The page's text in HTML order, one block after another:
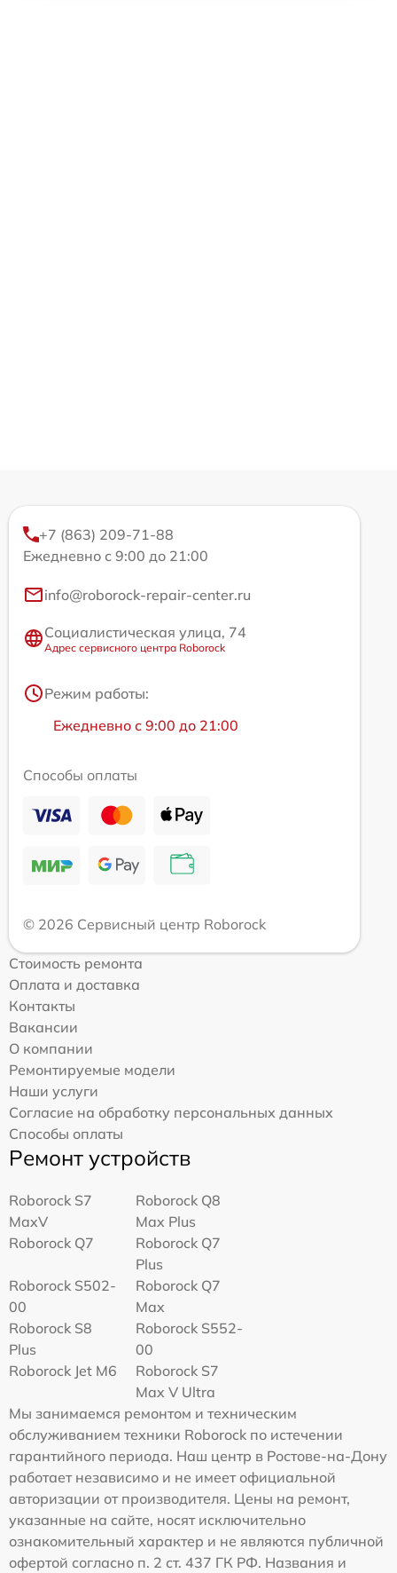
+7 (863) 209-71-88
Ежедневно с 9:00 до 21:00
info@roborock-repair-center.ru
Социалистическая улица, 74
Адрес сервисного центра Roborock
Режим работы:
Ежедневно с 9:00 до 21:00
Способы оплаты
© 2026 Сервисный центр Roborock
Стоимость ремонта
Оплата и доставка
Контакты
Вакансии
О компании
Ремонтируемые модели
Наши услуги
Согласие на обработку персональных данных
Способы оплаты
Ремонт устройств
Roborock S7
MaxV
Roborock Q8
Max Plus
Roborock Q7
Roborock Q7
Plus
Roborock S502-
00
Roborock Q7
Max
Roborock S8
Plus
Roborock S552-
00
Roborock Jet M6
Roborock S7
Max V Ultra
Мы занимаемся ремонтом и техническим
обслуживанием техники Roborock по истечении
гарантийного периода. Наш центр в Ростове-на-Дону
работает независимо и не имеет официальной
авторизации от производителя. Цены на ремонт,
указанные на сайте, носят исключительно
ознакомительный характер и не являются публичной
офертой согласно п. 2 ст. 437 ГК РФ. Названия и